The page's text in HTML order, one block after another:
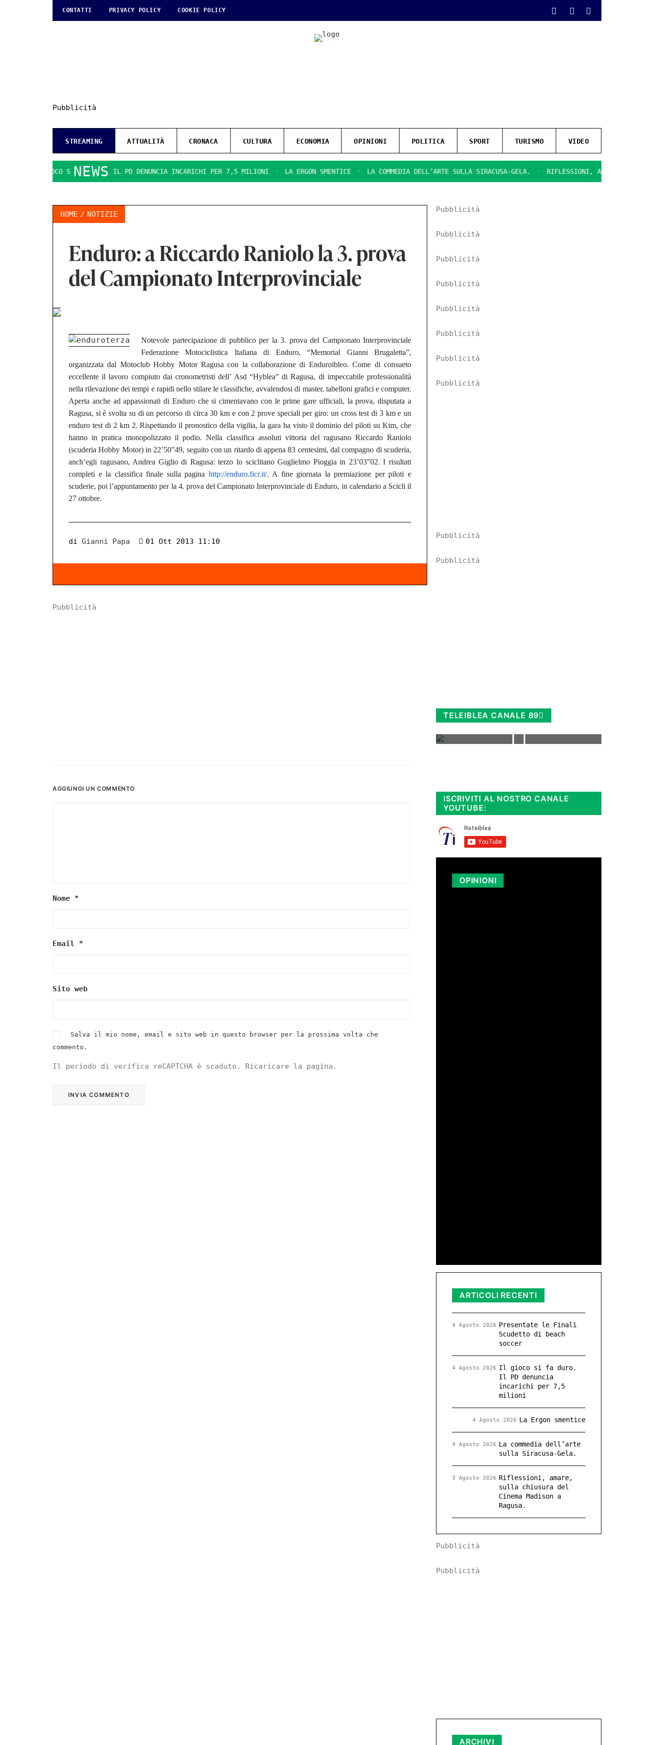
CONTATTI PRIVACY POLICY COOKIE POLICY
Pubblicità
STREAMING ATTUALITÀ CRONACA CULTURA ECONOMIA OPINIONI POLITICA SPORT TURISMO VIDEO
NEWS
SI FA DURO. IL PD DENUNCIA INCARICHI PER 7,5 MILIONI LA ERGON SMENTICE LA COMMEDIA DELL’ARTE SULLA SIRACUSA-GELA. RIFLESSIONI, AMARE, SULLA CHIUSURA
HOME NOTIZIE
Enduro: a Riccardo Raniolo la 3. prova
del Campionato Interprovinciale
Notevole partecipazione di pubblico per la 3. prova del Campionato Interprovinciale
Federazione Motociclistica Italiana di Enduro, “Memorial Gianni Brugaletta”,
organizzata dal Motoclub Hobby Motor Ragusa con la collaborazione di Enduroibleo. Come di consueto
eccellente il lavoro compiuto dai cronometristi dell’ Asd “Hyblea” di Ragusa, di impeccabile professionalità
nella rilevazione dei tempi e rapidi nello stilare le classifiche, avvalendosi di master, tabelloni grafici e computer.
Aperta anche ad appassionati di Enduro che si cimentavano con le prime gare ufficiali, la prova, disputata a
Ragusa, si è svolta su di un percorso di circa 30 km e con 2 prove speciali per giro: un cross test di 3 km e un
enduro test di 2 km 2. Rispettando il pronostico della vigilia, la gara ha visto il dominio del piloti su Ktm, che
hanno in pratica monopolizzato il podio. Nella classifica assoluti vittoria del ragusano Riccardo Raniolo
(scuderia Hobby Motor) in 22’50”49, seguito con un ritardo di appena 83 centesimi, dal compagno di scuderia,
anch’egli ragusano, Andrea Giglio di Ragusa: terzo lo sciclitano Guglielmo Pioggia in 23’03”02. I risultati
completi e la classifica finale sulla pagina http://enduro.ficr.it/. A fine giornata la premiazione per piloti e
scuderie, poi l’appuntamento per la 4. prova del Campionato Interprovinciale di Enduro, in calendario a Scicli il
27 ottobre.
di Gianni Papa 01 Ott 2013 11:10
Pubblicità
AGGIUNGI UN COMMENTO
Nome *
Email *
Sito web
Salva il mio nome, email e sito web in questo browser per la prossima volta che
commento.
Il periodo di verifica reCAPTCHA è scaduto. Ricaricare la pagina.
Pubblicità
Pubblicità
Pubblicità
Pubblicità
Pubblicità
Pubblicità
Pubblicità
Pubblicità
Pubblicità
Pubblicità
TELEIBLEA CANALE 89
ISCRIVITI AL NOSTRO CANALE
YOUTUBE:
OPINIONI
ARTICOLI RECENTI
Presentate le Finali
Scudetto di beach
soccer
4 Agosto 2026
Il gioco si fa duro.
Il PD denuncia
incarichi per 7,5
milioni
4 Agosto 2026
La Ergon smentice
4 Agosto 2026
La commedia dell’arte
sulla Siracusa-Gela.
4 Agosto 2026
Riflessioni, amare,
sulla chiusura del
Cinema Madison a
Ragusa.
3 Agosto 2026
Pubblicità
Pubblicità
ARCHIVI